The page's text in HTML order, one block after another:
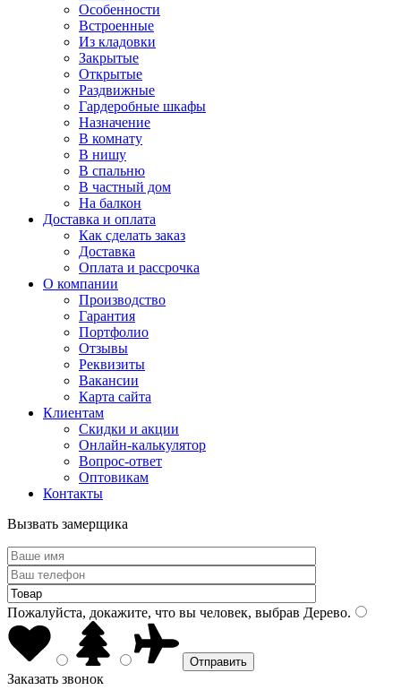
Особенности
Встроенные
Из кладовки
Закрытые
Открытые
Раздвижные
Гардеробные шкафы
Назначение
В комнату
В нишу
В спальню
В частный дом
На балкон
Доставка и оплата
Как сделать заказ
Доставка
Оплата и рассрочка
О компании
Производство
Гарантия
Портфолио
Отзывы
Реквизиты
Вакансии
Карта сайта
Клиентам
Скидки и акции
Онлайн-калькулятор
Вопрос-ответ
Оптовикам
Контакты
Вызвать замерщика
Пожалуйста, докажите, что вы человек, выбрав Дерево.
Заказать звонок